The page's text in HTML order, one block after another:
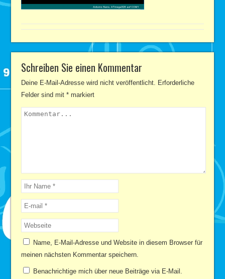
Schreiben Sie einen Kommentar
Deine E-Mail-Adresse wird nicht veröffentlicht. Erforderliche
Felder sind mit* markiert
Name, E-Mail-Adresse und Website in diesem Browser für
meinen nächsten Kommentar speichern.
Benachrichtige mich über neue Beiträge via E-Mail.